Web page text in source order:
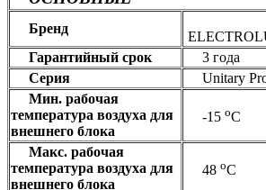
Бренд
Гарантийный срок
3 года
Серия
Unitary
Мин. рабочая
температура воздуха для
внешнего блока
-15 оС
Макс. рабочая
температура воздуха для
внешнего блока
48 оС